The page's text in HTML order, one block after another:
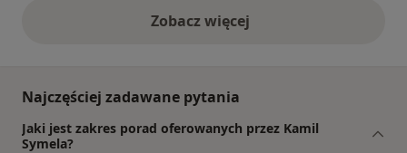
Zobacz więcejopinie powyżej
Najczęściej zadawane pytania
Jaki jest zakres porad oferowanych przez Kamil
Symela?